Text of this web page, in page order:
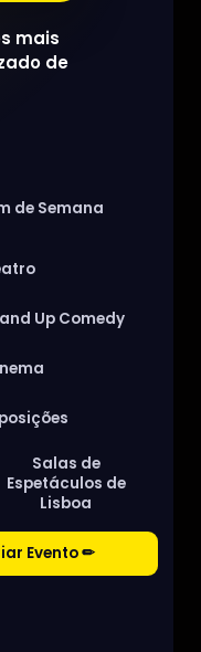
mais
de
de Semana
Up Comedy
Salas de
Espetáculos de
Lisboa
Evento ✏